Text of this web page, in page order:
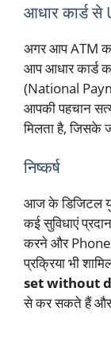
आधार कार्ड
अगर आप ATM
आप आधार कार्ड
(National
आपकी पहचान
मिलता है, जिसके
निष्कर्ष
आज के डिजिटल
कई सुविधाएं
करने और
प्रक्रिया भी
set without
से कर सकते हैं और